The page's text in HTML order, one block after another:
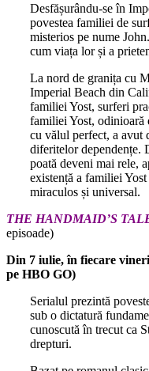
Desfășurându-se în
povestea familiei de
misterios pe nume
cum viața lor și a
La nord de granița cu
Imperial Beach din
familiei Yost, surferi
familiei Yost, odinioară
cu vălul perfect, a avut
diferitelor dependențe.
poată deveni mai rele,
existență a familiei
miraculos și universal.
THE HANDMAID’S
episoade)
Din 7 iulie,în fiecare
pe HBO GO)
Serialul prezintă
sub o dictatură
cunoscută în trecut ca
drepturi.